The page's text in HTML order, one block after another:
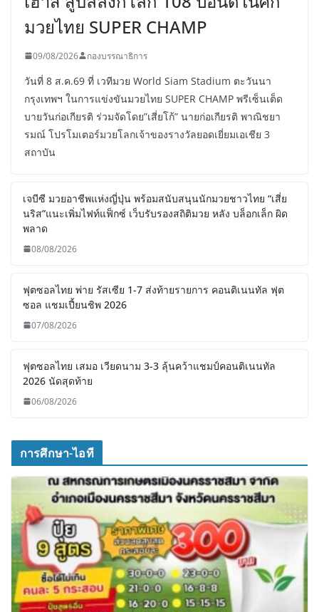
มวยไทย SUPER CHAMP
09/08/2026 กองบรรณาธิการ
วันที่ 8 ส.ค.69 ที่ เวทีมวย World Siam Stadium ตะวันนา
กรุงเทพฯ ในการแข่งขันมวยไทย SUPER CHAMP พรีเซ็นเต็ด
บายวันก่อเกียรติ ร่วมจัดโดย”เสี่ยโก้” นายก่อเกียรติ พาณิชยา
รมณ์ โปรโมเตอร์มวยโลกเจ้าของรางวัลยอดเยี่ยมเอเชีย 3
สถาบัน
เจบีซี มวยอาชีพแห่งญี่ปุ่น พร้อมสนับสนุนนักมวยชาวไทย “เสี่ย
นริส”แนะเพิ่มไฟท์แฟ็กซ์ เว็บรับรองสถิติมวย หลัง บล็อกเล็ก ผิด
พลาด
08/08/2026
ฟุตซอลไทย พ่าย รัสเซีย 1-7 ส่งท้ายรายการ คอนติเนนทัล ฟุต
ซอล แชมเปี้ยนชิพ 2026
07/08/2026
ฟุตซอลไทย เสมอ เวียดนาม 3-3 ลุ้นคว้าแชมป์คอนติเนนทัล
2026 นัดสุดท้าย
06/08/2026
การศึกษา-ไอที